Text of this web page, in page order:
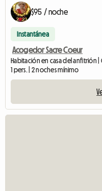
$95 / noche
Instantánea
Acogedor Sacre Coeur
Habitación en casa del anfitrión |
1 pers. | 2 noches mínimo